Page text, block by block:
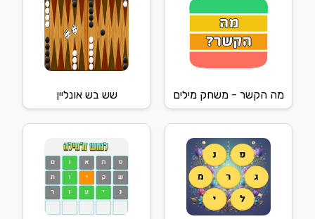
מה הקשר - משחק מילים שש בש אונליין